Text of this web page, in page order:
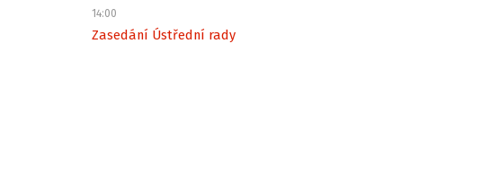
14:00
Zasedání Ústřední rady